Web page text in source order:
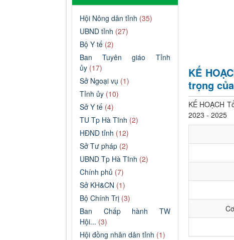
KẾ
trọng
KẾ HOẠCH
2023 - 2025
Hội Nông dân tỉnh (35)
UBND tỉnh (27)
Bộ Y tế (2)
Ban Tuyên giáo Tỉnh
ủy (17)
Sở Ngoại vụ (1)
Tỉnh ủy (10)
Sở Y tế (4)
TU Tp Hà Tĩnh (2)
HĐND tỉnh (12)
Sở Tư pháp (2)
UBND Tp Hà Tĩnh (2)
Chính phủ (7)
Sở KH&CN (1)
Bộ Chính Trị (3)
Ban Chấp hành TW
Hội... (3)
Hội đồng nhân dân tỉnh (1)